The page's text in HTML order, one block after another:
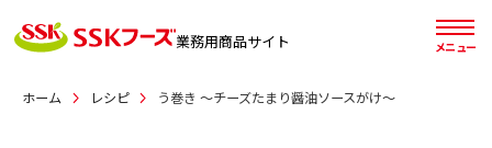
業務用商品サイト メニュー
ホーム レシピ う巻き ～チーズたまり醤油ソースがけ～